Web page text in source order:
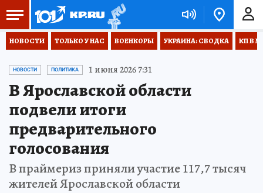
НОВОСТИ ТОЛЬКО У НАС ВОЕНКОРЫ УКРАИНА: СВОДКА КП В
НОВОСТИ ПОЛИТИКА 1 июня 2026 7:31
В Ярославской области
подвели итоги
предварительного
голосования
В праймериз приняли участие 117,7 тысяч
жителей Ярославской области